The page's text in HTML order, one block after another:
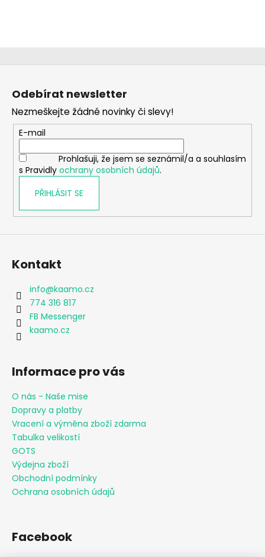
Z
Odebírat newsletter
Nezmeškejte žádné novinky či slevy!
E-mail
Prohlašuji, že jsem se seznámil/a a souhlasím
s Pravidly ochrany osobních údajů.
PŘIHLÁSIT SE
Kontakt
info@kaamo.cz
774 316 817
FB Messenger
kaamo.cz
Informace pro vás
O nás - Naše mise
Dopravy a platby
Vracení a výměna zboží zdarma
Tabulka velikostí
GOTS
Výdejna zboží
Obchodní podmínky
Ochrana osobních údajů
Facebook